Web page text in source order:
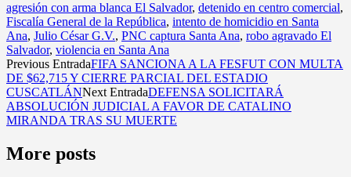
agresión con arma blanca El Salvador, detenido en centro comercial,
Fiscalía General de la República, intento de homicidio en Santa
Ana, Julio César G.V., PNC captura Santa Ana, robo agravado El
Salvador, violencia en Santa Ana
Previous EntradaFIFA SANCIONA A LA FESFUT CON MULTA
DE $62,715 Y CIERRE PARCIAL DEL ESTADIO
CUSCATLÁNNext EntradaDEFENSA SOLICITARÁ
ABSOLUCIÓN JUDICIAL A FAVOR DE CATALINO
MIRANDA TRAS SU MUERTE
More posts